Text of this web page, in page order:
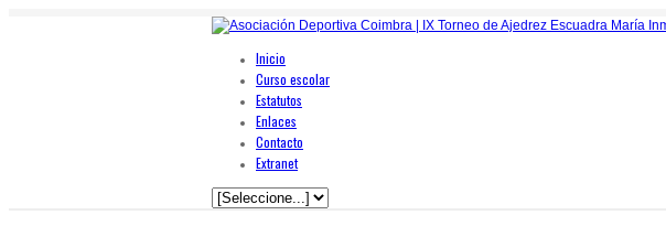
Inicio
Curso escolar
Estatutos
Enlaces
Contacto
Extranet